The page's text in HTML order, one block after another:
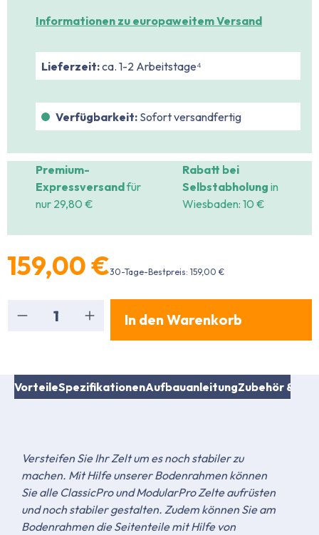
Informationen zu europaweitem Versand
Lieferzeit:ca. 1-2 Arbeitstage⁴
Verfügbarkeit:Sofort versandfertig
Premium-
Expressversandfür
nur 29,80 €
Rabatt bei
Selbstabholung in
Wiesbaden: 10 €
159,00 €30-Tage-Bestpreis: 159,00 €
Produkt Anzahl: Gib den gewünschten Wert
In den Warenkorb
VorteileSpezifikationenAufbauanleitungZubehör &
Versteifen Sie Ihr Zelt um es noch stabiler zu
machen. Mit Hilfe unserer Bodenrahmen können
Sie alle ClassicPro und ModularPro Zelte aufrüsten
und noch stabiler gestalten. Zudem können Sie am
Bodenrahmen die Seitenteile mit Hilfe von